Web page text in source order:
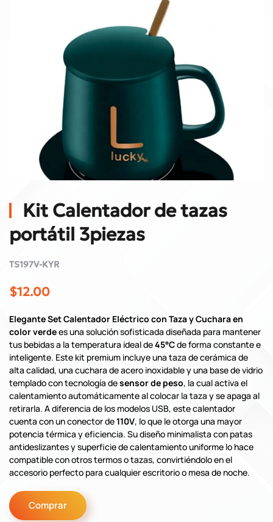
Kit Calentador de tazas
portátil 3piezas
TS197V-KYR
$12.00
Elegante Set Calentador Eléctrico con Taza y Cuchara en
color verdees una solución sofisticada diseñada para mantener
tus bebidas a la temperatura ideal de45°Cde forma constante e
inteligente. Este kit premium incluye una taza de cerámica de
alta calidad, una cuchara de acero inoxidable y una base de vidrio
templado con tecnología desensor de peso, la cual activa el
calentamiento automáticamente al colocar la taza y se apaga al
retirarla. A diferencia de los modelos USB, este calentador
cuenta con un conector de110V, lo que le otorga una mayor
potencia térmica y eficiencia. Su diseño minimalista con patas
antideslizantes y superficie de calentamiento uniforme lo hace
compatible con otros termos o tazas, convirtiéndolo en el
accesorio perfecto para cualquier escritorio o mesa de noche.
Comprar